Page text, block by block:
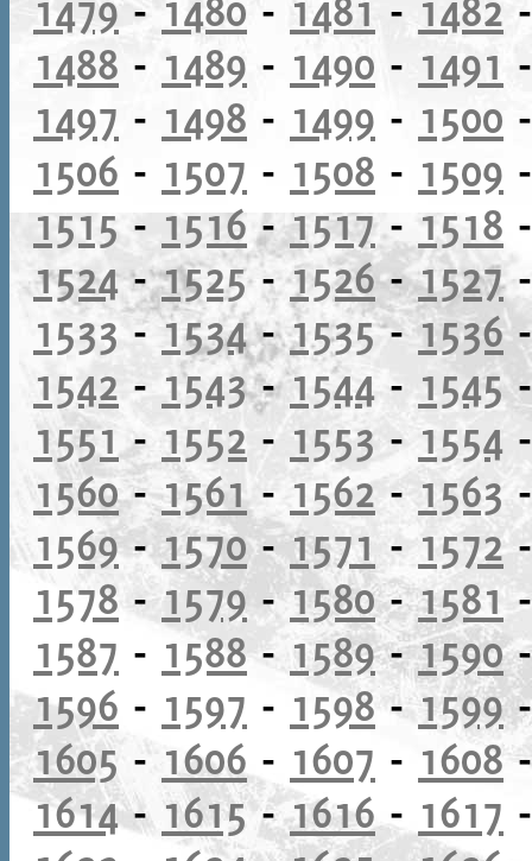
1488 - 1489 - 1490 - 1491
1497 - 1498 - 1499 - 1500
1506 - 1507 - 1508 - 1509
1515- 1516-1517- 1518
1524-1525-1526-1527
1533-1534-1535-1536
1542 - 1543-1544 - 1545
1551 - 1552 - 1553 - 1554
1560-1561- 1562-1563
1569-1570-1571 -1572
1578 -1579 -1580-1581
1587 - 1588-1589-1590
1596 - 1597 - 1598-1599
1605- 1606 - 1607 - 1608
1614- 1615-1616- 1617